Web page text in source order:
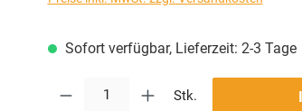
Sofort verfügbar, Lieferzeit: 2-3 Tage
Stk.